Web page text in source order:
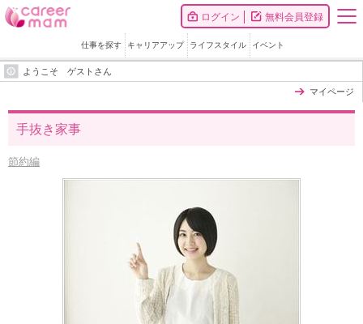
ログイン 無料会員登録
仕事を探す キャリアアップ ライフスタイル イベント
ようこそ ゲストさん
マイページ
手抜き家事
節約編